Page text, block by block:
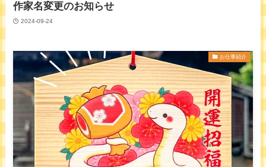
作家名変更のお知らせ
2024-09-24
お仕事紹介